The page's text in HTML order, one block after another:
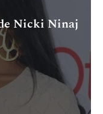
Nicki Ninaj